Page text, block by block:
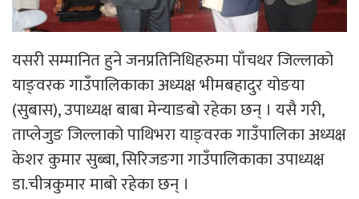
यसरी सम्मानित हुने जनप्रतिनिधिहरुमा पाँचथर जिल्लाको
याङ्वरक गाउँपालिकाका अध्यक्ष भीमबहादुर योङया
(सुबास), उपाध्यक्ष बाबा मेन्याङबो रहेका छन् । यसै गरी,
ताप्लेजुङ जिल्लाको पाथिभरा याङ्वरक गाउँपालिका अध्यक्ष
केशर कुमार सुब्बा, सिरिजङगा गाउँपालिकाका उपाध्यक्ष
डा.चीत्रकुमार माबो रहेका छन् ।